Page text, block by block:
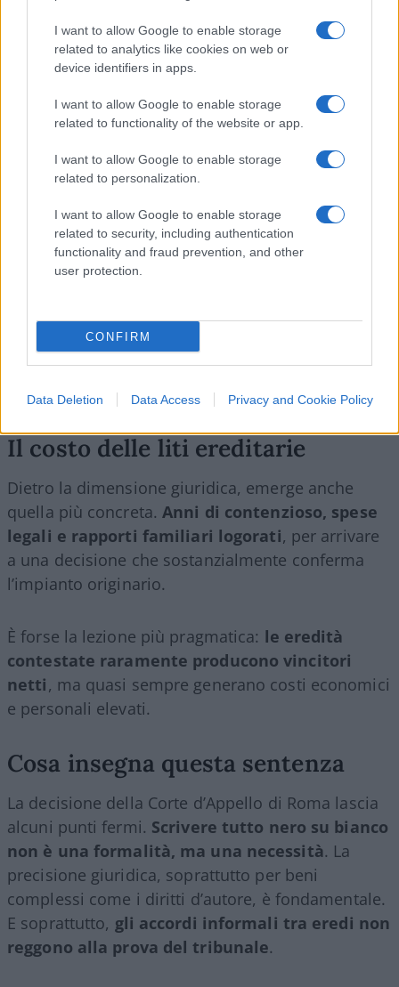
I want to allow Google to enable storage
related to analytics like cookies on web or
device identifiers in apps.
I want to allow Google to enable storage
related to functionality of the website or app.
I want to allow Google to enable storage
related to personalization.
I want to allow Google to enable storage
related to security, including authentication
functionality and fraud prevention, and other
user protection.
CONFIRM
Data Deletion Data Access Privacy and Cookie Policy
patrimonio
La vicenda offre anche uno spaccato più ampio su
come gestire un’eredità complessa. In vita, il
cantautore aveva già effettuato donazioni e
distribuito parte del patrimonio, tra immobili e
il testamento
resta lo strumento decisivo per evitare
Il caso dimostra che
mentre ogni ambiguità può trasformarsi in anni di
cause. E non è un dettaglio: il procedimento è
iniziato nel 2017 e si è concluso in appello solo
nel 2026.
Il costo delle liti ereditarie
Dietro la dimensione giuridica, emerge anche
quella più concreta.Anni di contenzioso, spese
legali e rapporti familiari logorati, per arrivare
a una decisione che sostanzialmente conferma
l’impianto originario.
È forse la lezione più pragmatica: le eredità
contestate raramente producono vincitori
netti, ma quasi sempre generano costi economici
e personali elevati.
Cosa insegna questa sentenza
La decisione della Corte d’Appello di Roma lascia
alcuni punti fermi. Scrivere tutto nero su bianco
non è una formalità, ma una necessità. La
precisione giuridica, soprattutto per beni
complessi come i diritti d’autore, è fondamentale.
E soprattutto, gli accordi informali tra eredi non
reggono alla prova del tribunale.